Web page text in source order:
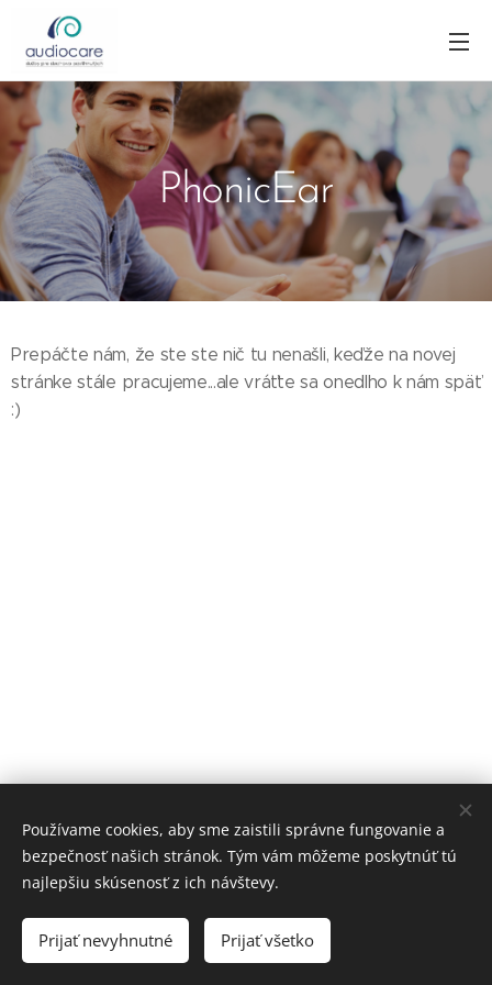
PhonicEar
Prepáčte nám, že ste ste nič tu nenašli, keďže na novej
stránke stále pracujeme...ale vráťte sa onedlho k nám späť
:)
© 2016 AudioCARE
Cookies
Používame cookies, aby sme zaistili správne fungovanie a
bezpečnosť našich stránok. Tým vám môžeme poskytnúť tú
najlepšiu skúsenosť z ich návštevy.
Prijať nevyhnutné Prijať všetko